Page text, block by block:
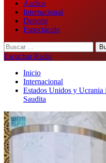
Audios
Internacional
Deporte
Espectáculo
Buscar:
Escuchar Radio
Inicio
Internacional
Estados Unidos y Ucrania
Saudita